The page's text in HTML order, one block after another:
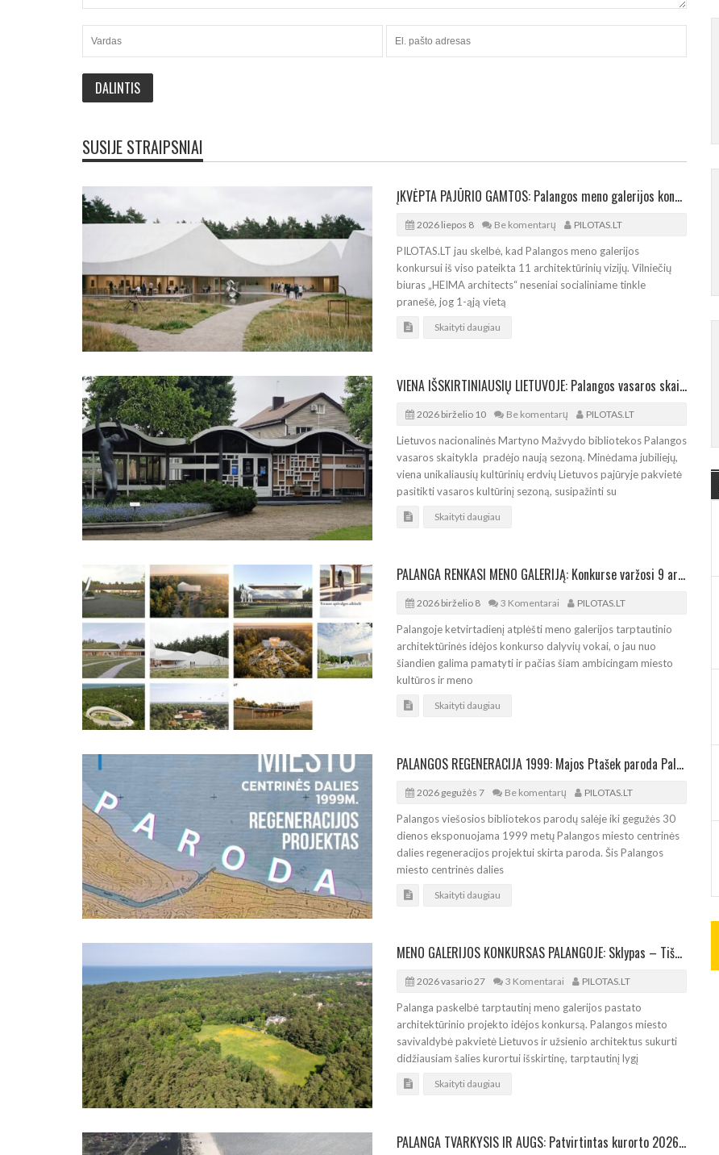
SUSIJE STRAIPSNIAI
ĮKVĖPTA PAJŪRIO GAMTOS: Palangos meno galerijos konkursą laimėjo „HEIMA architects“
2026 liepos 8 Be komentarų PILOTAS.LT
PILOTAS.LT jau skelbė, kad Palangos meno galerijos
konkursui iš viso pateikta 11 architektūrinių vizijų. Vilniečių
biuras „HEIMA architects“ neseniai socialiniame tinkle
pranešė, jog 1-ąją vietą
Skaityti daugiau
VIENA IŠSKIRTINIAUSIŲ LIETUVOJE: Palangos vasaros skaitykla švenčia 60-metį
2026 birželio 10 Be komentarų PILOTAS.LT
Lietuvos nacionalinės Martyno Mažvydo bibliotekos Palangos
vasaros skaitykla pradėjo naują sezoną. Minėdama jubiliejų,
viena unikaliausių kultūrinių erdvių Lietuvos pajūryje pakvietė
pasitikti vasaros kultūrinį sezoną, susipažinti su
Skaityti daugiau
PALANGA RENKASI MENO GALERIJĄ: Konkurse varžosi 9 architektūrinės idėjos
2026 birželio 8 3 Komentarai PILOTAS.LT
Palangoje ketvirtadienį atplėšti meno galerijos tarptautinio
architektūrinės idėjos konkurso dalyvių vokai, o jau nuo
šiandien galima pamatyti ir pačias šiam ambicingam miesto
kultūros ir meno
Skaityti daugiau
PALANGOS REGENERACIJA 1999: Majos Ptašek paroda Palangos viešosios bibliotekos parodų salėje
2026 gegužės 7 Be komentarų PILOTAS.LT
Palangos viešosios bibliotekos parodų salėje iki gegužės 30
dienos eksponuojama 1999 metų Palangos miesto centrinės
dalies regeneracijos projektui skirta paroda. Šis Palangos
miesto centrinės dalies
Skaityti daugiau
MENO GALERIJOS KONKURSAS PALANGOJE: Sklypas – Tiškevičių rūmų pašonėje
2026 vasario 27 3 Komentarai PILOTAS.LT
Palanga paskelbė tarptautinį meno galerijos pastato
architektūrinio projekto idėjos konkursą. Palangos miesto
savivaldybė pakvietė Lietuvos ir užsienio architektus sukurti
didžiausiam šalies kurortui išskirtinę, tarptautinį lygį
Skaityti daugiau
PALANGA TVARKYSIS IR AUGS: Patvirtintas kurorto 2026-2028 metų strateginis planas